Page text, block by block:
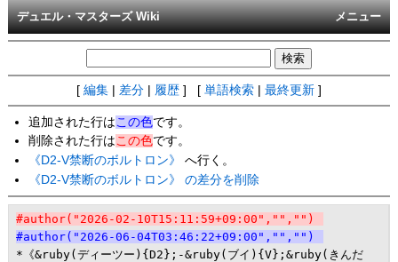
メニュー
デュエル・マスターズ Wiki
[ 編集 差分 履歴 ] [ 単語検索 最終更新 ]
追加された行は この色です。
削除された行はこの色です。
《D2-V禁断のボルトロン》
へ行く。
《D2-V禁断のボルトロン》 の差分を削除
#author("2026-02-10T15:11:59+09:00","","")
#author("2026-06-04T03:46:22+09:00","","")
*《&ruby(ディーツー){D2};-&ruby(ブイ){V};&ruby(きんだ